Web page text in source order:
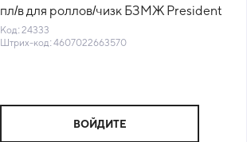
пл/в для роллов/чизк БЗМЖ President
Professional (КОД 24333) (0°С)
Код: 24333
Штрих-код: 4607022663570
ВОЙДИТЕ